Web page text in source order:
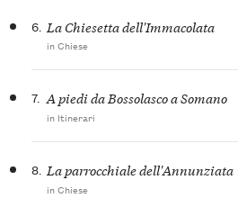
6. La Chiesetta dell'Immacolata
in Chiese
7. A piedi da Bossolasco a Somano
in Itinerari
8. La parrocchiale dell'Annunziata
in Chiese